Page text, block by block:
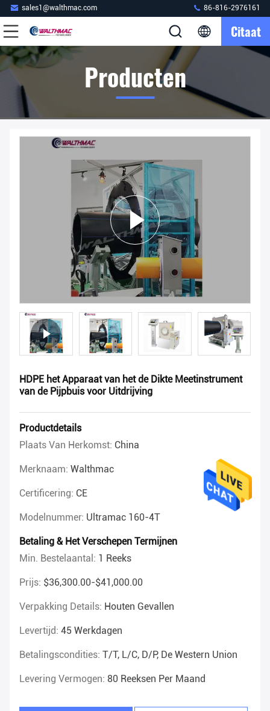
sales1@walthmac.com 86-816-2976161
Citaat
Producten
HDPE het Apparaat van het de Dikte Meetinstrument
van de Pijpbuis voor Uitdrijving
Productdetails
Plaats Van Herkomst: China
Merknaam: Walthmac
Certificering: CE
Modelnummer: Ultramac 160-4T
Betaling & Het Verschepen Termijnen
Min. Bestelaantal: 1 Reeks
Prijs: $36,300.00-$41,000.00
Verpakking Details: Houten Gevallen
Levertijd: 45 Werkdagen
Betalingscondities: T/T, L/C, D/P, De Western Union
Levering Vermogen: 80 Reeksen Per Maand